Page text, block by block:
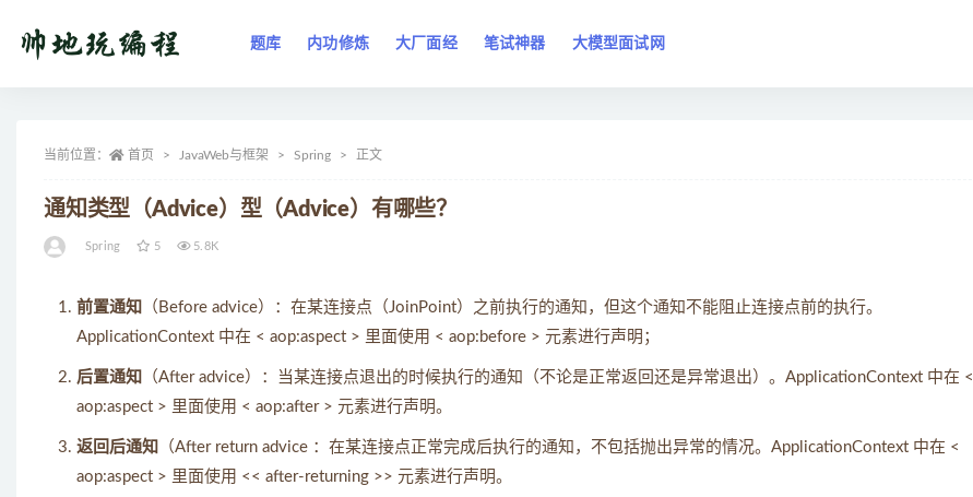
题库 内功修炼 大厂面经 笔试神器 大模型面试网
当前位置： 首页 JavaWeb与框架 Spring 正文
通知类型（Advice）型（Advice）有哪些？
Spring 5 5.8K
前置通知
（Before advice）：在某连接点（JoinPoint）之前执行的通知，但这个通知不能阻止连接点前的执行。
ApplicationContext 中在 < aop:aspect > 里面使用 < aop:before > 元素进行声明；
后置通知
（After advice）：当某连接点退出的时候执行的通知（不论是正常返回还是异常退出）。ApplicationContext 中在 <
aop:aspect > 里面使用 < aop:after > 元素进行声明。
返回后通知
（After return advice ：在某连接点正常完成后执行的通知，不包括抛出异常的情况。ApplicationContext 中在 <
aop:aspect > 里面使用 << after-returning >> 元素进行声明。